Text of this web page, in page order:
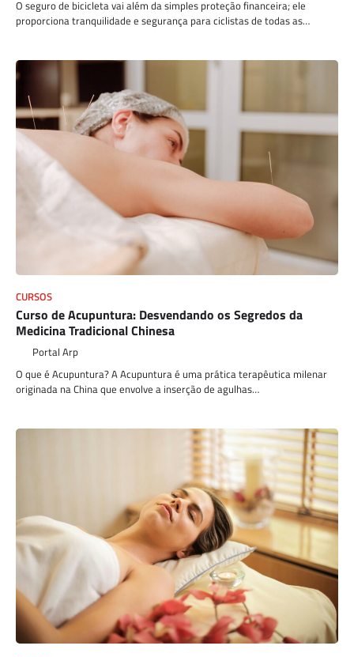
O seguro de bicicleta vai além da simples proteção financeira; ele
proporciona tranquilidade e segurança para ciclistas de todas as…
CURSOS
Curso de Acupuntura: Desvendando os Segredos da
Medicina Tradicional Chinesa
Portal Arp
O que é Acupuntura? A Acupuntura é uma prática terapêutica milenar
originada na China que envolve a inserção de agulhas…